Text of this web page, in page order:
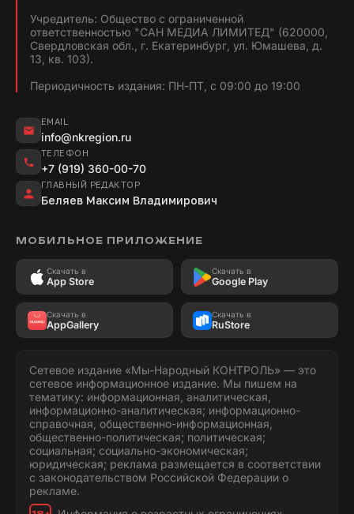
Учредитель: Общество с ограниченной
ответственностью "САН МЕДИА ЛИМИТЕД" (620000,
Свердловская обл., г. Екатеринбург, ул. Юмашева, д.
13, кв. 103).
Периодичность издания: ПН-ПТ, с 09:00 до 19:00
EMAIL
info@nkregion.ru
ТЕЛЕФОН
+7 (919) 360-00-70
ГЛАВНЫЙ РЕДАКТОР
Беляев Максим Владимирович
МОБИЛЬНОЕ ПРИЛОЖЕНИЕ
Скачать в
App Store
Скачать в
Google Play
Скачать в
AppGallery
Скачать в
RuStore
Сетевое издание «Мы-Народный КОНТРОЛЬ» — это
сетевое информационное издание. Мы пишем на
тематику: информационная, аналитическая,
информационно-аналитическая; информационно-
справочная, общественно-информационная,
общественно-политическая; политическая;
социальная; социально-экономическая;
юридическая; реклама размещается в соответствии
с законодательством Российской Федерации о
рекламе.